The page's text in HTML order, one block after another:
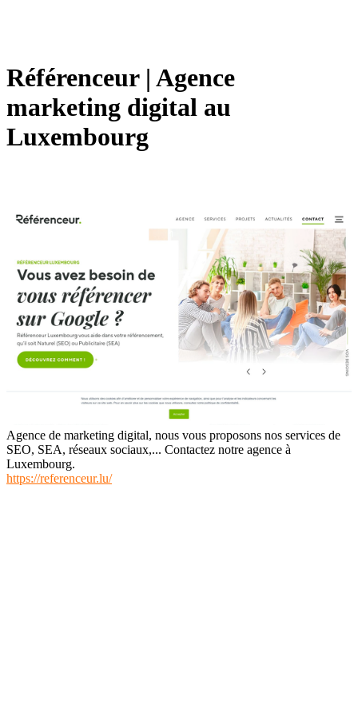
Référenceur | Agence
marketing digital au
Luxembourg
Agence de marketing digital, nous vous proposons nos services de
SEO, SEA, réseaux sociaux,... Contactez notre agence à
Luxembourg.
https://referenceur.lu/